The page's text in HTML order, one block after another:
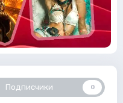
Подписчики 0